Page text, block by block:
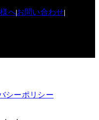
へお問い合わせ
シーポリシー